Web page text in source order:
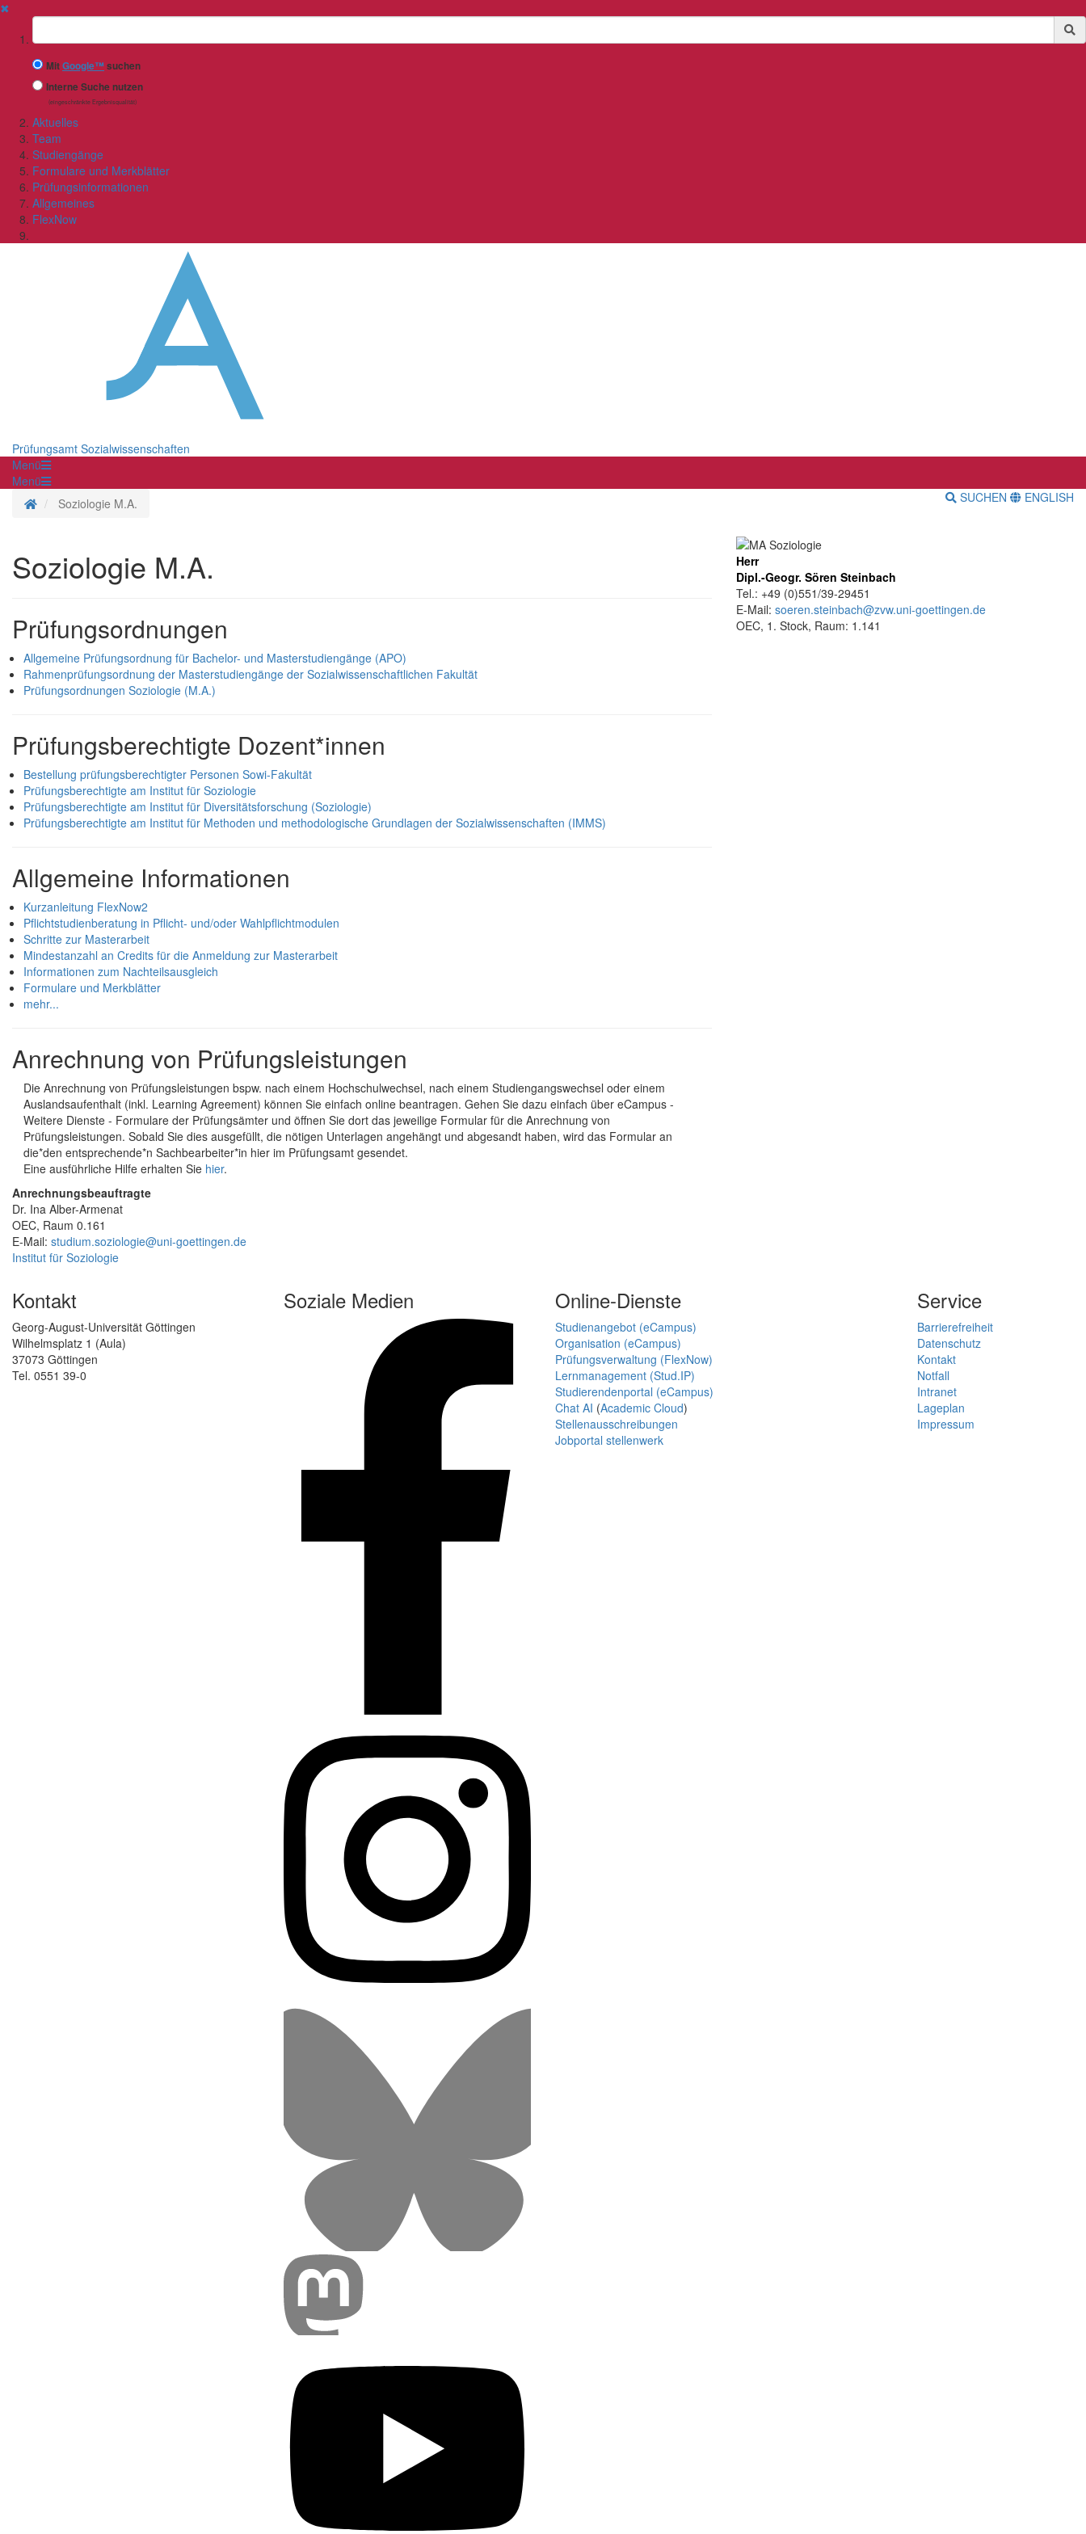
✖
Suchbegriff
MitGoogle™ suchen
Interne Suche nutzen
(eingeschränkte Ergebnisqualität)
Aktuelles
Team
Studiengänge
Formulare und Merkblätter
Prüfungsinformationen
Allgemeines
FlexNow
Prüfungsamt Sozialwissenschaften
Menü
Menü
StartseiteSoziologie M.A. SUCHEN ENGLISH
Soziologie M.A.
Prüfungsordnungen
Allgemeine Prüfungsordnung für Bachelor- und Masterstudiengänge (APO)
Rahmenprüfungsordnung der Masterstudiengänge der Sozialwissenschaftlichen Fakultät
Prüfungsordnungen Soziologie (M.A.)
Prüfungsberechtigte Dozent*innen
Bestellung prüfungsberechtigter Personen Sowi-Fakultät
Prüfungsberechtigte am Institut für Soziologie
Prüfungsberechtigte am Institut für Diversitätsforschung (Soziologie)
Prüfungsberechtigte am Institut für Methoden und methodologische Grundlagen der Sozialwissenschaften (IMMS)
Allgemeine Informationen
Kurzanleitung FlexNow2
Pflichtstudienberatung in Pflicht- und/oder Wahlpflichtmodulen
Schritte zur Masterarbeit
Mindestanzahl an Credits für die Anmeldung zur Masterarbeit
Informationen zum Nachteilsausgleich
Formulare und Merkblätter
mehr...
Anrechnung von Prüfungsleistungen
Die Anrechnung von Prüfungsleistungen bspw. nach einem Hochschulwechsel, nach einem Studiengangswechsel oder einem
Auslandsaufenthalt (inkl. Learning Agreement) können Sie einfach online beantragen. Gehen Sie dazu einfach über eCampus -
Weitere Dienste - Formulare der Prüfungsämter und öffnen Sie dort das jeweilige Formular für die Anrechnung von
Prüfungsleistungen. Sobald Sie dies ausgefüllt, die nötigen Unterlagen angehängt und abgesandt haben, wird das Formular an
die*den entsprechende*n Sachbearbeiter*in hier im Prüfungsamt gesendet.
Eine ausführliche Hilfe erhalten Sie hier.
Anrechnungsbeauftragte
Dr. Ina Alber-Armenat
OEC, Raum 0.161
E-Mail: studium.soziologie@uni-goettingen.de
Institut für Soziologie
Herr
Dipl.-Geogr. Sören Steinbach
Tel.: +49 (0)551/39-29451
E-Mail: soeren.steinbach@zvw.uni-goettingen.de
OEC, 1. Stock, Raum: 1.141
Kontakt
Georg-August-Universität Göttingen
Wilhelmsplatz 1 (Aula)
37073 Göttingen
Tel. 0551 39-0
Soziale Medien Online-Dienste
Studienangebot (eCampus)
Organisation (eCampus)
Prüfungsverwaltung (FlexNow)
Lernmanagement (Stud.IP)
Studierendenportal (eCampus)
Chat AI (Academic Cloud)
Stellenausschreibungen
Jobportal stellenwerk
Service
Barrierefreiheit
Datenschutz
Kontakt
Notfall
Intranet
Lageplan
Impressum